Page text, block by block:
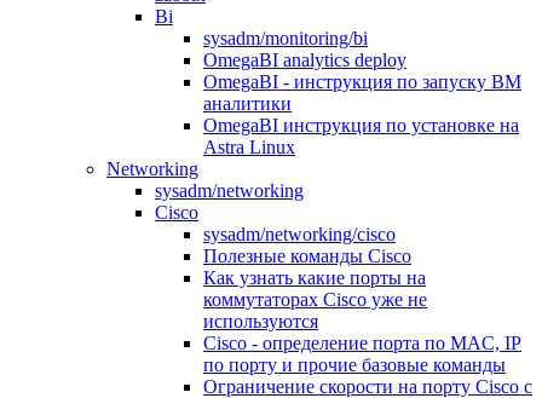
Bi
sysadm/monitoring/bi
OmegaBI analytics deploy
OmegaBI - инструкция по запуску ВМ
аналитики
OmegaBI инструкция по установке на
Astra Linux
Networking
sysadm/networking
Cisco
sysadm/networking/cisco
Полезные команды Cisco
Как узнать какие порты на
коммутаторах Cisco уже не
используются
Cisco - определение порта по MAC, IP
по порту и прочие базовые команды
Ограничение скорости на порту Cisco c